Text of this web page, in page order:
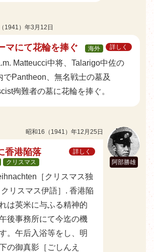
1941）年3月12日
マにて花輪を捧ぐ 海外 詳しく
Matteucci中将、Talarigo中佐の
でPantheon、無名戦士の墓及
殉難者の墓に花輪を捧ぐ。
阿部勝雄
昭和16（1941）年12月25日
香港陥落
クリスマス
詳しく
［クリスマス独
リスマス伊語］. 香港陥
は英米に与ふる精神的
後事務所にて今迄の機
。午后入浴等をし、明
の御真影［ごしんえ